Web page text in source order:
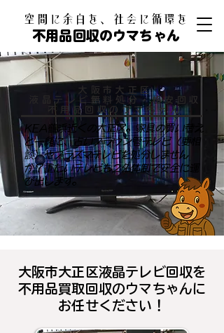
​空間に余白を、社会に循環を
不用品回収のウマちゃん
大阪市大正区
液晶テレビ無料処分・格安回収
​不用品回収のウマちゃん
KEA鶴浜近くの大正区。家具の買い替え
と一緒に、古いブラウン管テレビ（要相
談）やプラズマテレビを処分しません
か？重たいテレビも2名体制で安全に運
び出します。
大阪市大正区液晶テレビ回収を
不用品買取回収のウマちゃんに
お任せください！